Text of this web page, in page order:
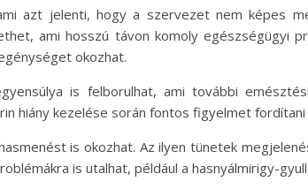
azt jelenti, hogy a szervezet nem képes
ami hosszú távon komoly egészségügyi
okozhat.
is felborulhat, ami további
hiány kezelése során fontos figyelmet
is okozhat. Az ilyen tünetek
is utalhat, például a hasnyálmirigy-